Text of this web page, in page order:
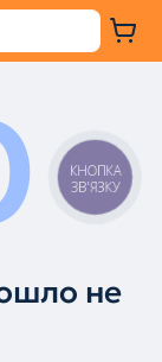
не
КНОПКА
ЗВ'ЯЗКУ